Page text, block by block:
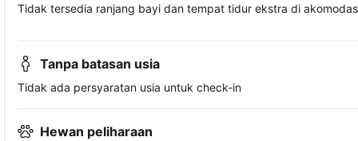
Tidak tersedia ranjang bayi dan tempat tidur ekstra di
Tanpa batasan usia
Tidak ada persyaratan usia untuk check-in
Hewan peliharaan